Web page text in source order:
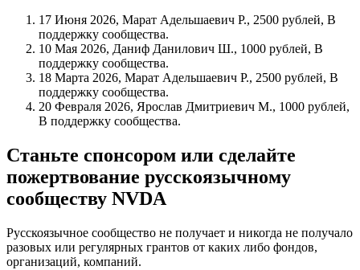
17 Июня 2026, Марат Адельшаевич Р., 2500 рублей, В
поддержку сообщества.
10 Мая 2026, Даниф Данилович Ш., 1000 рублей, В
поддержку сообщества.
18 Марта 2026, Марат Адельшаевич Р., 2500 рублей, В
поддержку сообщества.
20 Февраля 2026, Ярослав Дмитриевич М., 1000 рублей,
В поддержку сообщества.
Станьте спонсором или сделайте
пожертвование русскоязычному
сообществу NVDA
Русскоязычное сообщество не получает и никогда не получало
разовых или регулярных грантов от каких либо фондов,
организаций, компаний.